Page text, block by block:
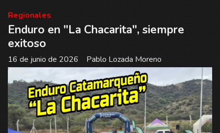
Enduro en "La Chacarita", siempre
exitoso
Pablo Lozada Moreno
Regionales
16 de junio de 2026